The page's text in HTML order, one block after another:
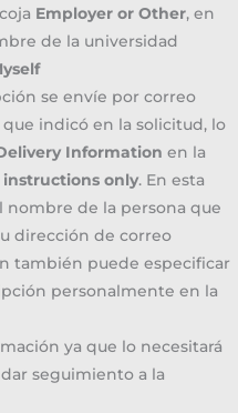
Employer or Other, en
de la universidad
se envíe por correo
indicó en la solicitud, lo
Information en la
only. En esta
nombre de la persona que
dirección de correo
también puede especificar
personalmente en la
ya que lo necesitará
seguimiento a la